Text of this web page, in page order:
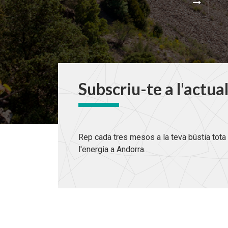
Subscriu-te a
Rep cada tres mesos a la teva bústia
l'energia a Andorra.